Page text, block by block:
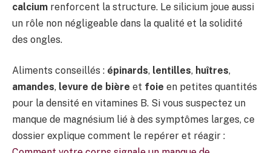
calcium renforcent la structure. Le silicium joue aussi
un rôle non négligeable dans la qualité et la solidité
des ongles.
Aliments conseillés : épinards, lentilles, huîtres,
amandes, levure de bière et foie en petites quantités
pour la densité en vitamines B. Si vous suspectez un
manque de magnésium lié à des symptômes larges, ce
dossier explique comment le repérer et réagir :